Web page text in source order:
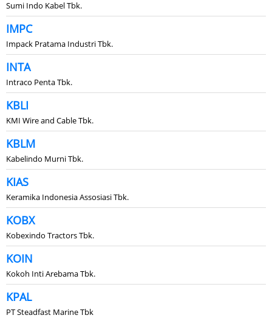
Sumi Indo Kabel Tbk.
IMPC
Impack Pratama Industri Tbk.
INTA
Intraco Penta Tbk.
KBLI
KMI Wire and Cable Tbk.
KBLM
Kabelindo Murni Tbk.
KIAS
Keramika Indonesia Assosiasi Tbk.
KOBX
Kobexindo Tractors Tbk.
KOIN
Kokoh Inti Arebama Tbk.
KPAL
PT Steadfast Marine Tbk